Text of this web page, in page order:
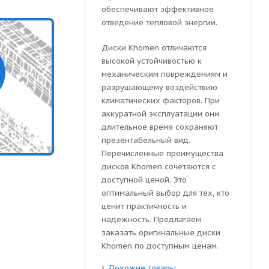
обеспечивают эффективное
отведение тепловой энергии.
Диски Khomen отличаются
высокой устойчивостью к
механическим повреждениям и
разрушающему воздействию
климатических факторов. При
аккуратной эксплуатации они
длительное время сохраняют
презентабельный вид.
Перечисленные преимущества
дисков Khomen сочетаются с
доступной ценой. Это
оптимальный выбор для тех, кто
ценит практичность и
надежность. Предлагаем
заказать оригинальные диски
Khomen по доступным ценам.